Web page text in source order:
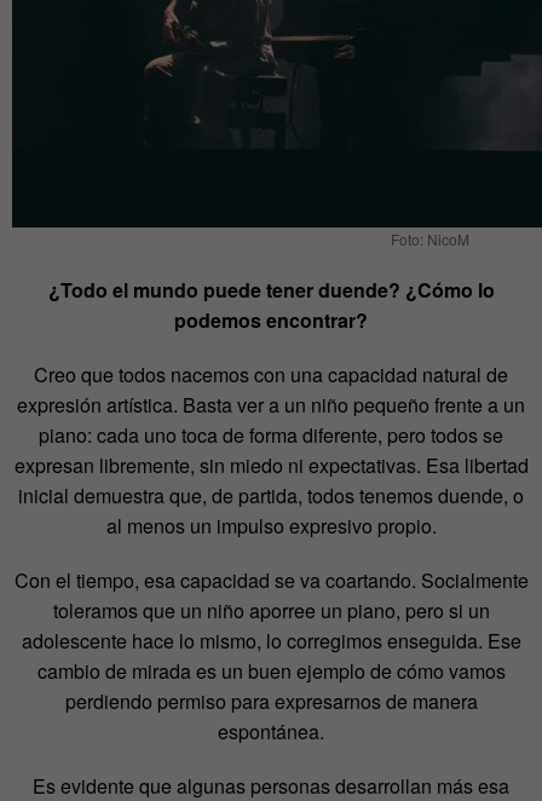
Foto: NicoM
¿Todo el mundo puede tener duende? ¿Cómo lo
podemos encontrar?
Creo que todos nacemos con una capacidad natural de
expresión artística. Basta ver a un niño pequeño frente a un
piano: cada uno toca de forma diferente, pero todos se
expresan libremente, sin miedo ni expectativas. Esa libertad
inicial demuestra que, de partida, todos tenemosduende, o
al menos un impulso expresivo propio.
Con el tiempo, esa capacidad se va coartando. Socialmente
toleramos que un niño aporree un piano, pero si un
adolescente hace lo mismo, lo corregimos enseguida. Ese
cambio de mirada es un buen ejemplo de cómo vamos
perdiendo permiso para expresarnos de manera
espontánea.
Es evidente que algunas personas desarrollan más esa